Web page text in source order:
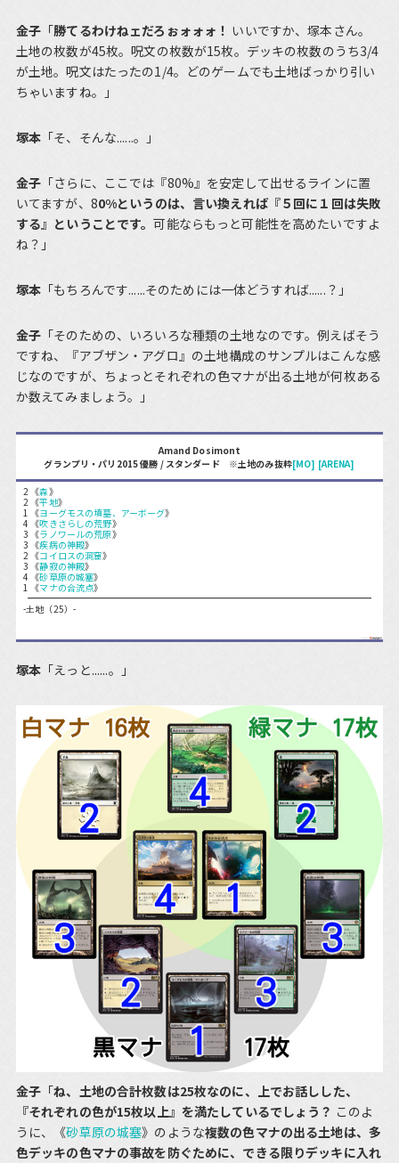
金子 「勝てるわけねェだろぉォォォ！ いいですか、塚本さん。
土地の枚数が45枚。呪文の枚数が15枚。デッキの枚数のうち3/4
が土地。呪文はたったの1/4。どのゲームでも土地ばっかり引い
ちゃいますね。」
塚本 「そ、そんな......。」
金子 「さらに、ここでは『80%』を安定して出せるラインに置
いてますが、80%というのは、言い換えれば『５回に１回は失敗
する』ということです。可能ならもっと可能性を高めたいですよ
ね？」
塚本 「もちろんです......そのためには一体どうすれば......？」
金子 「そのための、いろいろな種類の土地なのです。例えばそう
ですね、『アブザン・アグロ』の土地構成のサンプルはこんな感
じなのですが、ちょっとそれぞれの色マナが出る土地が何枚ある
か数えてみましょう。」
Amand Dosimont
グランプリ・パリ2015 優勝 / スタンダード ※土地のみ抜粋[MO] [ARENA]
2 《森》
2 《平地》
1 《ヨーグモスの墳墓、アーボーグ》
4 《吹きさらしの荒野》
3 《ラノワールの荒原》
3 《疾病の神殿》
2 《コイロスの洞窟》
3 《静寂の神殿》
4 《砂草原の城塞》
1 《マナの合流点》
-土地（25）-
塚本 「えっと......。」
金子 「ね、土地の合計枚数は25枚なのに、上でお話しした、
『それぞれの色が15枚以上』を満たしているでしょう？ このよ
うに、《砂草原の城塞》のような複数の色マナの出る土地は、多
色デッキの色マナの事故を防ぐために、できる限りデッキに入れ